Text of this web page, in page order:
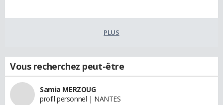
PLUS
Vous recherchez peut-être
Samia MERZOUG
profil personnel | NANTES